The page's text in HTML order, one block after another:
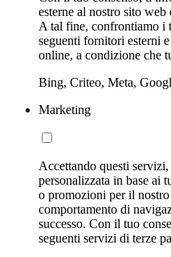
esterne al nostro sito
A tal fine, confrontiamo i
seguenti fornitori esterni
online, a condizione che
Bing, Criteo, Meta,
Marketing
Accettando questi
personalizzata in base ai
o promozioni per il
comportamento di
successo. Con il tuo
seguenti servizi di terze